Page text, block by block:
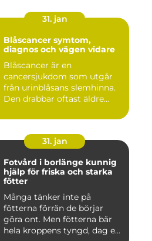
31. jan
Blåscancer symtom,
diagnos och vägen vidare
Blåscancer är en
cancersjukdom som utgår
från urinblåsans slemhinna.
Den drabbar oftast äldre
31. jan
Fotvård i borlänge kunnig
hjälp för friska och starka
fötter
Många tänker inte på
fötterna förrän de börjar
göra ont. Men fötterna bär
hela kroppens tyngd, dag e...